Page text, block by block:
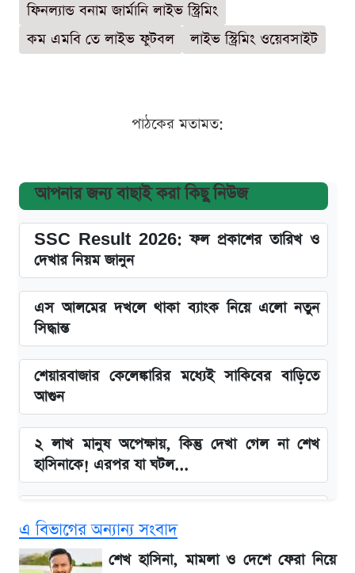
ফিনল্যান্ড বনাম জার্মানি লাইভ স্ট্রিমিং
কম এমবি তে লাইভ ফুটবল
লাইভ স্ট্রিমিং ওয়েবসাইট
পাঠকের মতামত:
আপনার জন্য বাছাই করা কিছু নিউজ
SSC Result 2026: ফল প্রকাশের তারিখ ও
দেখার নিয়ম জানুন
এস আলমের দখলে থাকা ব্যাংক নিয়ে এলো নতুন
সিদ্ধান্ত
শেয়ারবাজার কেলেঙ্কারির মধ্যেই সাকিবের বাড়িতে
আগুন
২ লাখ মানুষ অপেক্ষায়, কিন্তু দেখা গেল না শেখ
হাসিনাকে! এরপর যা ঘটল...
Redmi K80 নিয়ে আপডেট
এ বিভাগের অন্যান্য সংবাদ
শেখ হাসিনা, মামলা ও দেশে ফেরা নিয়ে